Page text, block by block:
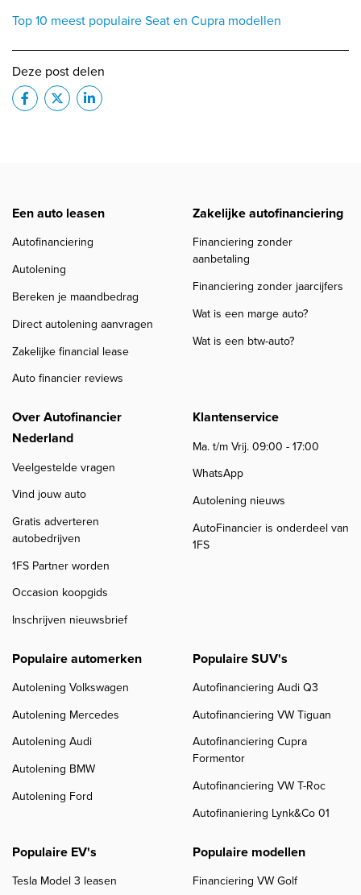
Top 10 meest populaire Seat en Cupra modellen
Deze post delen
Een auto leasen
Autofinanciering
Autolening
Bereken je maandbedrag
Direct autolening aanvragen
Zakelijke financial lease
Auto financier reviews
Zakelijke autofinanciering
Financiering zonder
aanbetaling
Financiering zonder jaarcijfers
Wat is een marge auto?
Wat is een btw-auto?
Over Autofinancier
Nederland
Veelgestelde vragen
Vind jouw auto
Gratis adverteren
autobedrijven
1FS Partner worden
Occasion koopgids
Inschrijven nieuwsbrief
Klantenservice
Ma. t/m Vrij. 09:00 - 17:00
WhatsApp
Autolening nieuws
AutoFinancier is onderdeel van
1FS
Populaire automerken
Autolening Volkswagen
Autolening Mercedes
Autolening Audi
Autolening BMW
Autolening Ford
Populaire SUV's
Autofinanciering Audi Q3
Autofinanciering VW Tiguan
Autofinanciering Cupra
Formentor
Autofinanciering VW T-Roc
Autofinaniering Lynk&Co 01
Populaire EV's
Tesla Model 3 leasen
Populaire modellen
Financiering VW Golf